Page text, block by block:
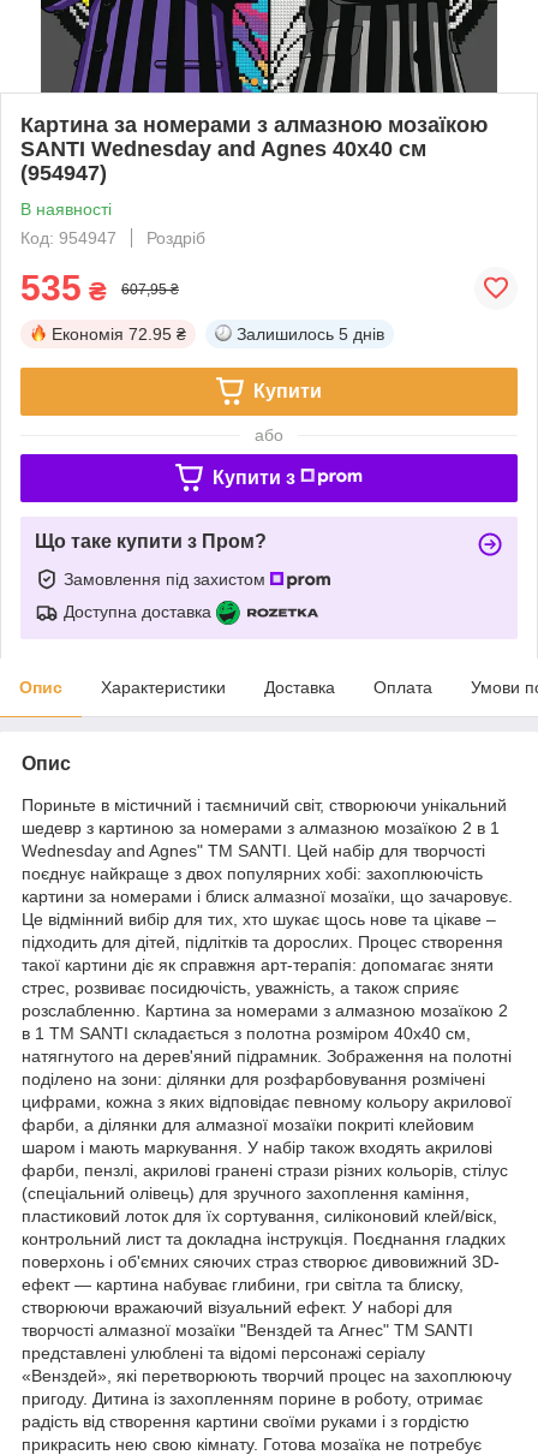
Картина за номерами з алмазною мозаїкою
SANTI Wednesday and Agnes 40х40 см
(954947)
В наявності
Код: 954947
Роздріб
535 ₴ 607,95 ₴
Економія 72.95 ₴ Залишилось 5 днів
Купити
або
Купити з
Що таке купити з Пром?
Замовлення під захистом
Доступна доставка
Опис Характеристики Доставка Оплата Умови
Опис
Пориньте в містичний і таємничий світ, створюючи унікальний
шедевр з картиною за номерами з алмазною мозаїкою 2 в 1
Wednesday and Agnes" ТМ SANTI. Цей набір для творчості
поєднує найкраще з двох популярних хобі: захоплюючість
картини за номерами і блиск алмазної мозаїки, що зачаровує.
Це відмінний вибір для тих, хто шукає щось нове та цікаве –
підходить для дітей, підлітків та дорослих. Процес створення
такої картини діє як справжня арт-терапія: допомагає зняти
стрес, розвиває посидючість, уважність, а також сприяє
розслабленню. Картина за номерами з алмазною мозаїкою 2
в 1 ТМ SANTI складається з полотна розміром 40х40 см,
натягнутого на дерев'яний підрамник. Зображення на полотні
поділено на зони: ділянки для розфарбовування розмічені
цифрами, кожна з яких відповідає певному кольору акрилової
фарби, а ділянки для алмазної мозаїки покриті клейовим
шаром і мають маркування. У набір також входять акрилові
фарби, пензлі, акрилові гранені стрази різних кольорів, стілус
(спеціальний олівець) для зручного захоплення каміння,
пластиковий лоток для їх сортування, силіконовий клей/віск,
контрольний лист та докладна інструкція. Поєднання гладких
поверхонь і об'ємних сяючих страз створює дивовижний 3D-
ефект — картина набуває глибини, гри світла та блиску,
створюючи вражаючий візуальний ефект. У наборі для
творчості алмазної мозаїки "Венздей та Агнес" ТМ SANTI
представлені улюблені та відомі персонажі серіалу
«Венздей», які перетворюють творчий процес на захоплюючу
пригоду. Дитина із захопленням порине в роботу, отримає
радість від створення картини своїми руками і з гордістю
прикрасить нею свою кімнату. Готова мозаїка не потребує